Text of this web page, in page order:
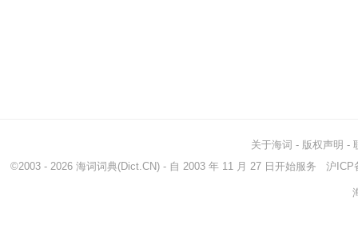
关于海词 - 版权声明 -
©2003 - 2026 海词词典(Dict.CN) - 自 2003 年 11 月 27 日开始服务 沪ICP